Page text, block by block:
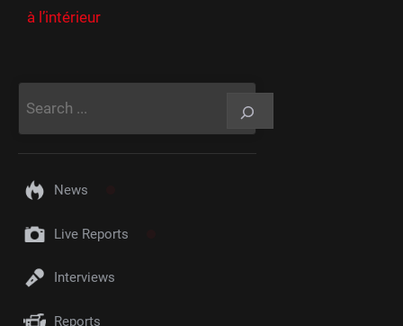
à l’intérieur
News
Live Reports
Interviews
Reports